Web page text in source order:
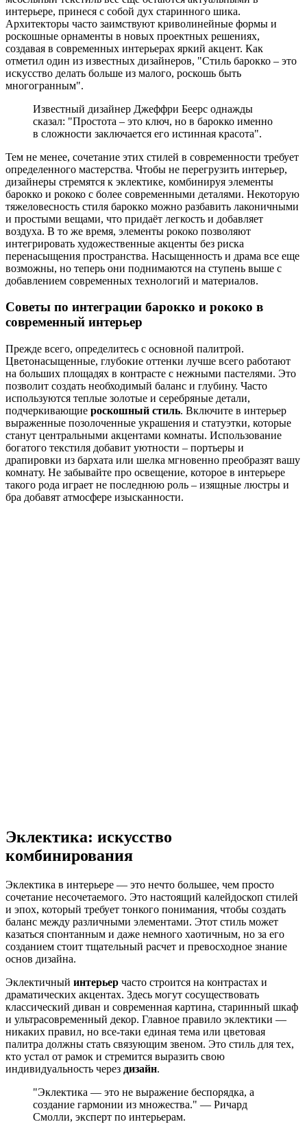
интерьере, принеся с собой дух старинного шика.
Архитекторы часто заимствуют криволинейные формы и
роскошные орнаменты в новых проектных решениях,
создавая в современных интерьерах яркий акцент. Как
отметил один из известных дизайнеров, "Стиль барокко – это
искусство делать больше из малого, роскошь быть
многогранным".
Известный дизайнер Джеффри Беерс однажды
сказал: "Простота – это ключ, но в барокко именно
в сложности заключается его истинная красота".
Тем не менее, сочетание этих стилей в современности требует
определенного мастерства. Чтобы не перегрузить интерьер,
дизайнеры стремятся к эклектике, комбинируя элементы
барокко и рококо с более современными деталями. Некоторую
тяжеловесность стиля барокко можно разбавить лаконичными
и простыми вещами, что придаёт легкость и добавляет
воздуха. В то же время, элементы рококо позволяют
интегрировать художественные акценты без риска
перенасыщения пространства. Насыщенность и драма все еще
возможны, но теперь они поднимаются на ступень выше с
добавлением современных технологий и материалов.
Советы по интеграции барокко и рококо в
современный интерьер
Прежде всего, определитесь с основной палитрой.
Цветонасыщенные, глубокие оттенки лучше всего работают
на больших площадях в контрасте с нежными пастелями. Это
позволит создать необходимый баланс и глубину. Часто
используются теплые золотые и серебряные детали,
подчеркивающие роскошный стиль. Включите в интерьер
выраженные позолоченные украшения и статуэтки, которые
станут центральными акцентами комнаты. Использование
богатого текстиля добавит уютности – портьеры и
драпировки из бархата или шелка мгновенно преобразят вашу
комнату. Не забывайте про освещение, которое в интерьере
такого рода играет не последнюю роль – изящные люстры и
бра добавят атмосфере изысканности.
Эклектика: искусство
комбинирования
Эклектика в интерьере — это нечто большее, чем просто
сочетание несочетаемого. Это настоящий калейдоскоп стилей
и эпох, который требует тонкого понимания, чтобы создать
баланс между различными элементами. Этот стиль может
казаться спонтанным и даже немного хаотичным, но за его
созданием стоит тщательный расчет и превосходное знание
основ дизайна.
Эклектичный интерьер часто строится на контрастах и
драматических акцентах. Здесь могут сосуществовать
классический диван и современная картина, старинный шкаф
и ультрасовременный декор. Главное правило эклектики —
никаких правил, но все-таки единая тема или цветовая
палитра должны стать связующим звеном. Это стиль для тех,
кто устал от рамок и стремится выразить свою
индивидуальность через дизайн.
"Эклектика — это не выражение беспорядка, а
создание гармонии из множества." — Ричард
Смолли, эксперт по интерьерам.